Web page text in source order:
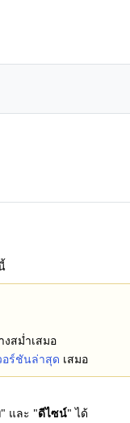
สม่ำเสมอ
อร์ชันล่าสุด เสมอ
" และ "ดีไซน์" ได้